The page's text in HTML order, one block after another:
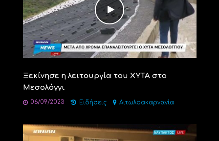
Ξεκίνησε η λειτουργία του ΧΥΤΑ στο
Μεσολόγγι
06/09/2023 Ειδήσεις Αιτωλοακαρνανία